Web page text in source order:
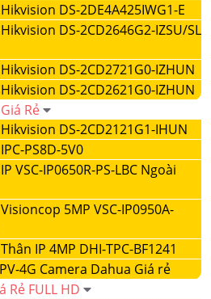
DS-2DE4A425IWG1-E
DS-2CD2646G2-IZSU/SL
DS-2CD2721G0-IZHUN
DS-2CD2621G0-IZHUN
Rẻ
DS-2CD2121G1-IHUN
PS8D-5V0
VSC-IP0650R-PS-LBC Ngoài
5MP VSC-IP0950A-
IP 4MP DHI-TPC-BF1241
4G Camera Dahua Giá rẻ
Rẻ FULL HD